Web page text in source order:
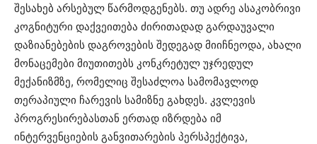
შესახებ არსებულ წარმოდგენებს. თუ ადრე ასაკობრივი
კოგნიტური დაქვეითება ძირითადად გარდაუვალი
დაზიანებების დაგროვების შედეგად მიიჩნეოდა, ახალი
მონაცემები მიუთითებს კონკრეტულ უჯრედულ
მექანიზმზე, რომელიც შესაძლოა სამომავლოდ
თერაპიული ჩარევის სამიზნე გახდეს. კვლევის
პროგრესირებასთან ერთად იზრდება იმ
ინტერვენციების განვითარების პერსპექტივა,